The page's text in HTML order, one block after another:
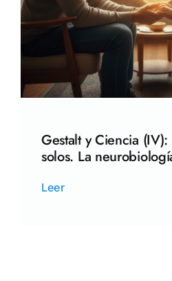
Gestalt y Ciencia
solos. La
Leer